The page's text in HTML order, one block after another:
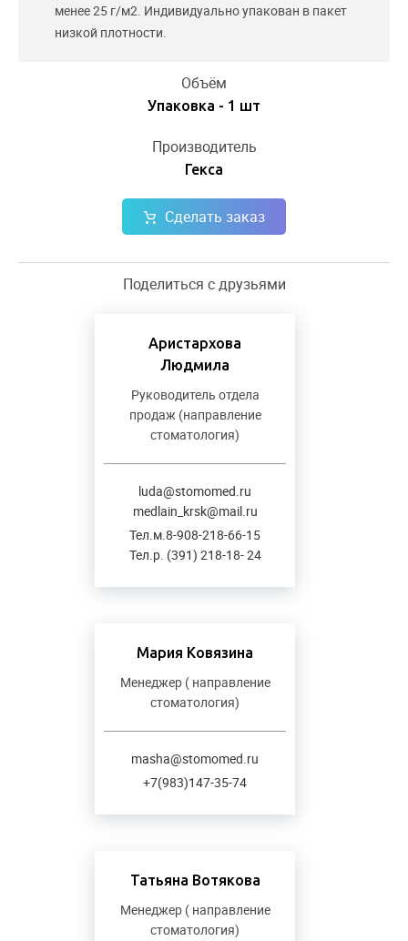
Объём
Упаковка - 1 шт
Производитель
Гекса
Сделать заказ
Поделиться с друзьями
Аристархова
Людмила
Руководитель отдела
продаж (направление
стоматология)
luda@stomomed.ru
medlain_krsk@mail.ru
Тел.м.8-908-218-66-15
Тел.р. (391) 218-18- 24
Мария Ковязина
Менеджер ( направление
стоматология)
masha@stomomed.ru
+7(983)147-35-74
Татьяна Вотякова
Менеджер ( направление
стоматология)
менее 25 г/м2. Индивидуально упакован в пакет
низкой плотности.